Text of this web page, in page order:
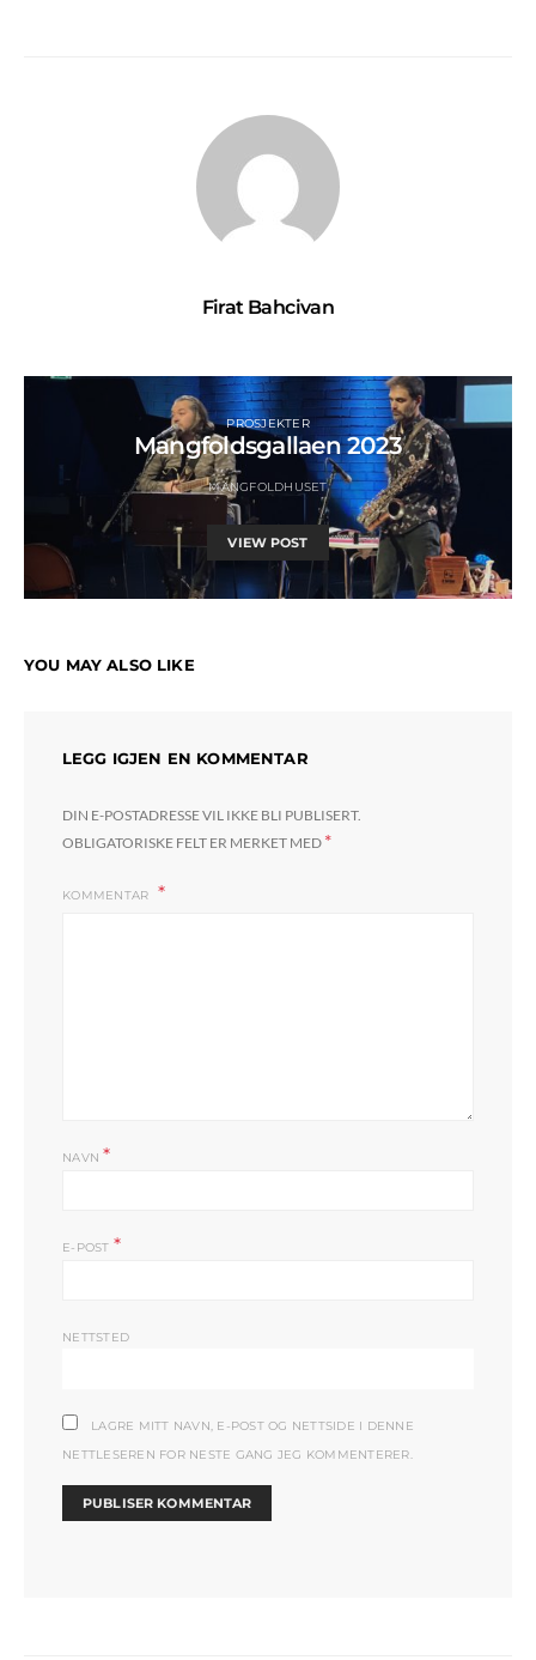
Firat Bahcivan
PROSJEKTER
Mangfoldsgallaen 2023
MANGFOLDHUSET
VIEW POST
YOU MAY ALSO LIKE
LEGG IGJEN EN KOMMENTAR
DIN E-POSTADRESSE VIL IKKE BLI PUBLISERT.
OBLIGATORISKE FELT ER MERKET MED *
KOMMENTAR
NAVN*
E-POST *
NETTSTED
LAGRE MITT NAVN, E-POST OG NETTSIDE I DENNE
NETTLESEREN FOR NESTE GANG JEG KOMMENTERER.